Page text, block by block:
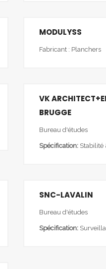
MODULYSS
Fabricant : Planchers
VK
BRUGGE
Bureau d'études
Spécification: Stabilité
SNC-LAVALIN
Bureau d'études
Spécification: